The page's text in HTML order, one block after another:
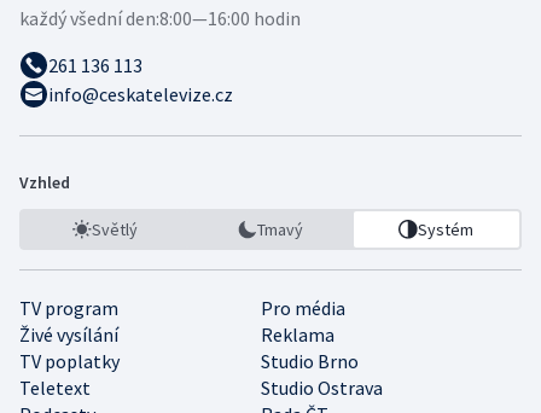
každý všední den:8:00—16:00 hodin
261 136 113
info@ceskatelevize.cz
Vzhled
Světlý Tmavý Systém
TV program
Pro média
Živé vysílání
Reklama
TV poplatky
Studio Brno
Teletext
Studio Ostrava